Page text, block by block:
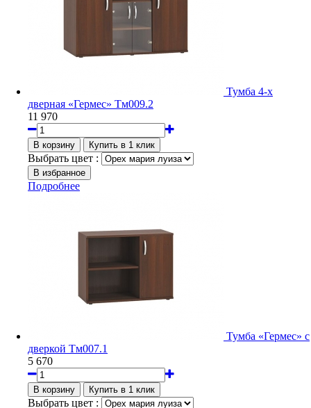
Тумба 4-х
дверная «Гермес» Тм009.2
11 970
Выбрать цвет :
Подробнее
Тумба «Гермес» с
дверкой Тм007.1
5 670
Выбрать цвет :